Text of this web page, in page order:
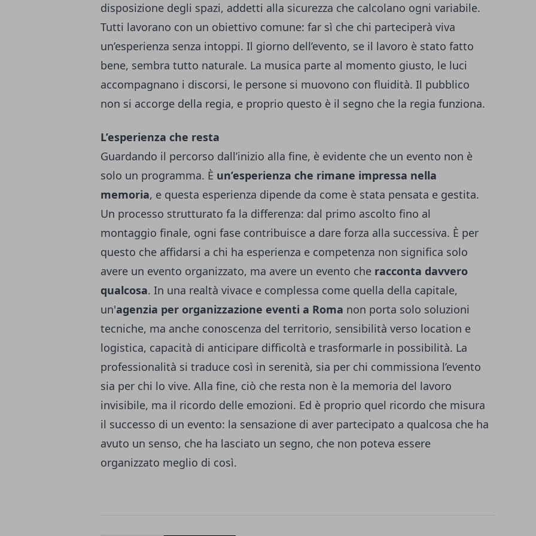
disposizione degli spazi, addetti alla sicurezza che calcolano ogni variabile.
Tutti lavorano con un obiettivo comune: far sì che chi parteciperà viva
un’esperienza senza intoppi. Il giorno dell’evento, se il lavoro è stato fatto
bene, sembra tutto naturale. La musica parte al momento giusto, le luci
accompagnano i discorsi, le persone si muovono con fluidità. Il pubblico
non si accorge della regia, e proprio questo è il segno che la regia funziona.
L’esperienza che resta
Guardando il percorso dall’inizio alla fine, è evidente che un evento non è
solo un programma. È un’esperienza che rimane impressa nella
memoria, e questa esperienza dipende da come è stata pensata e gestita.
Un processo strutturato fa la differenza: dal primo ascolto fino al
montaggio finale, ogni fase contribuisce a dare forza alla successiva. È per
questo che affidarsi a chi ha esperienza e competenza non significa solo
avere un evento organizzato, ma avere un evento che racconta davvero
qualcosa. In una realtà vivace e complessa come quella della capitale,
un'agenzia per organizzazione eventi a Roma non porta solo soluzioni
tecniche, ma anche conoscenza del territorio, sensibilità verso location e
logistica, capacità di anticipare difficoltà e trasformarle in possibilità. La
professionalità si traduce così in serenità, sia per chi commissiona l’evento
sia per chi lo vive. Alla fine, ciò che resta non è la memoria del lavoro
invisibile, ma il ricordo delle emozioni. Ed è proprio quel ricordo che misura
il successo di un evento: la sensazione di aver partecipato a qualcosa che ha
avuto un senso, che ha lasciato un segno, che non poteva essere
organizzato meglio di così.